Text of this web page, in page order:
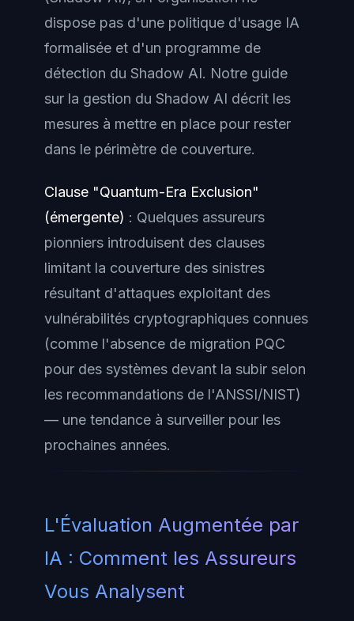
dispose pas d'une politique d'usage IA
formalisée et d'un programme de
détection du Shadow AI. Notre guide
sur la gestion du Shadow AI décrit les
mesures à mettre en place pour rester
dans le périmètre de couverture.
Clause "Quantum-Era Exclusion"
(émergente) : Quelques assureurs
pionniers introduisent des clauses
limitant la couverture des sinistres
résultant d'attaques exploitant des
vulnérabilités cryptographiques connues
(comme l'absence de migration PQC
pour des systèmes devant la subir selon
les recommandations de l'ANSSI/NIST)
— une tendance à surveiller pour les
prochaines années.
L'Évaluation Augmentée par
IA : Comment les Assureurs
Vous Analysent